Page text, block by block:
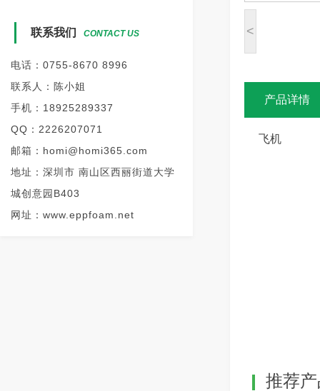
联系我们 CONTACT US
电话：0755-8670 8996
联系人：陈小姐
手机：18925289337
QQ：2226207071
邮箱：homi@homi365.com
地址：深圳市 南山区西丽街道大学
城创意园B403
网址：www.eppfoam.net
<
产品详情
飞机
推荐